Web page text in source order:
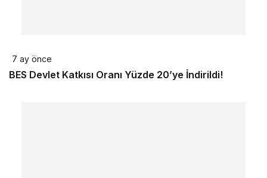
7 ay önce
BES Devlet Katkısı Oranı Yüzde 20’ye İndirildi!